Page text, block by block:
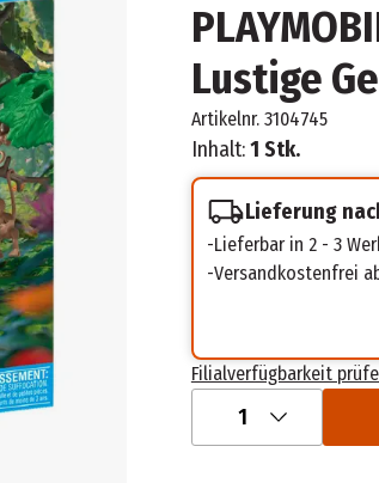
Lustige
Artikelnr. 3104745
Inhalt:1 Stk.
Lieferung
Lieferbar in 2 - 3
Versandkostenfrei
Filialverfügbarkeit
1